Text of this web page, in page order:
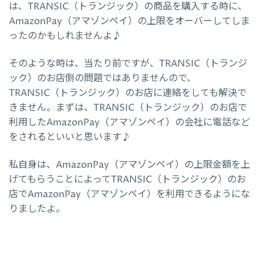
は、TRANSIC（トランジック）の商品を購入する時に、
AmazonPay（アマゾンペイ）の上限をオーバーしてしま
ったのかもしれませんよ♪
そのような時は、当たり前ですが、TRANSIC（トランジ
ック）のお店側の問題ではありませんので、
TRANSIC（トランジック）のお店に連絡をしても解決で
きません。まずは、TRANSIC（トランジック）のお店で
利用したAmazonPay（アマゾンペイ）の会社に電話など
をされるといいと思います♪
私自身は、AmazonPay（アマゾンペイ）の上限金額を上
げてもらうことによってTRANSIC（トランジック）のお
店でAmazonPay（アマゾンペイ）を利用できるようにな
りましたよ。